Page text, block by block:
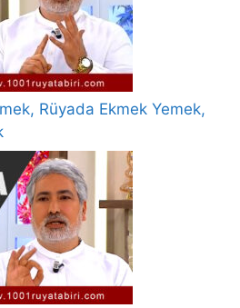
Rüyada Ekmek Yemek,